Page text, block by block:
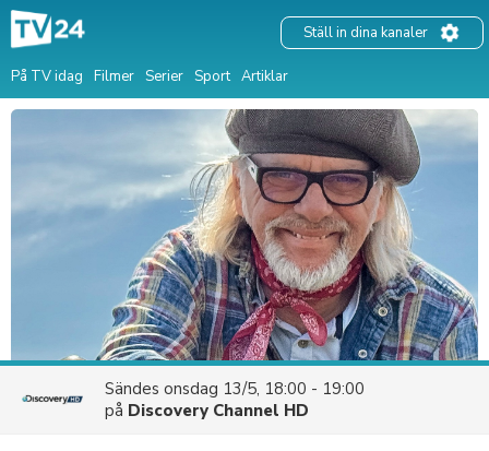
På TV idag Filmer Serier Sport Artiklar
Ställ in dina kanaler
Sändes onsdag 13/5, 18:00 - 19:00
på Discovery Channel HD